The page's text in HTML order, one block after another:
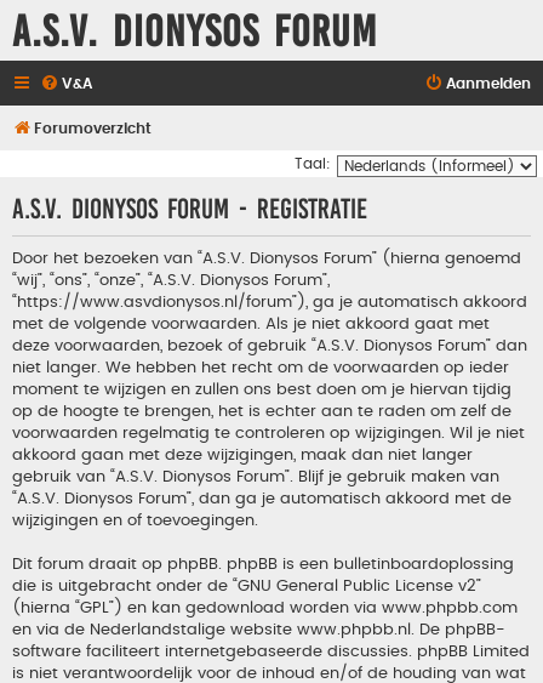
A.S.V. Dionysos Forum
V&A Aanmelden
Forumoverzicht
Taal:
A.S.V. Dionysos Forum - Registratie
Door het bezoeken van “A.S.V. Dionysos Forum” (hierna genoemd
“wij”, “ons”, “onze”, “A.S.V. Dionysos Forum”,
“https://www.asvdionysos.nl/forum”), ga je automatisch akkoord
met de volgende voorwaarden. Als je niet akkoord gaat met
deze voorwaarden, bezoek of gebruik “A.S.V. Dionysos Forum” dan
niet langer. We hebben het recht om de voorwaarden op ieder
moment te wijzigen en zullen ons best doen om je hiervan tijdig
op de hoogte te brengen, het is echter aan te raden om zelf de
voorwaarden regelmatig te controleren op wijzigingen. Wil je niet
akkoord gaan met deze wijzigingen, maak dan niet langer
gebruik van “A.S.V. Dionysos Forum”. Blijf je gebruik maken van
“A.S.V. Dionysos Forum”, dan ga je automatisch akkoord met de
wijzigingen en of toevoegingen.
Dit forum draait op phpBB. phpBB is een bulletinboardoplossing
die is uitgebracht onder de “GNU General Public License v2”
(hierna “GPL”) en kan gedownload worden via www.phpbb.com
en via de Nederlandstalige website www.phpbb.nl . De phpBB-
software faciliteert internetgebaseerde discussies. phpBB Limited
is niet verantwoordelijk voor de inhoud en/of de houding van wat